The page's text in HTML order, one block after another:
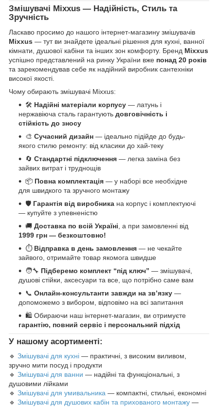
Змішувачі Mixxus — Надійність, Стиль та
Зручність
Ласкаво просимо до нашого інтернет-магазину змішувачів
Mixxus — тут ви знайдете ідеальні рішення для кухні, ванної
кімнати, душової кабіни та інших зон комфорту. Бренд Mixxus
успішно представлений на ринку України вже понад 20 років
та зарекомендував себе як надійний виробник сантехніки
високої якості.
Чому обирають змішувачі Mixxus:
🛠 Надійні матеріали корпусу — латунь і
нержавіюча сталь гарантують довговічність і
стійкість до зносу
🎨 Сучасний дизайн — ідеально підійде до будь-
якого стилю ремонту: від класики до хай-теку
🔄 Стандартні підключення — легка заміна без
зайвих витрат і труднощів
📦 Повна комплектація — у наборі все необхідне
для швидкого та зручного монтажу
🛡️ Гарантія від виробника на корпус і комплектуючі
— купуйте з упевненістю
🚚 Доставка по всій Україні , а при замовленні від
1999 грн — безкоштовно!
⏱️ Відправка в день замовлення — не чекайте
зайвого, отримайте товар якомога швидше
🧑‍🔧 Підберемо комплект “під ключ” — змішувачі,
душові стійки, аксесуари та все, що потрібно саме вам
📞 Онлайн-консультанти завжди на зв’язку —
допоможемо з вибором, відповімо на всі запитання
🛍️ Обираючи наш інтернет-магазин, ви отримуєте
гарантію, повний сервіс і персональний підхід
У нашому асортименті:
🔹 Змішувачі для кухні — практичні, з високим виливом,
зручно мити посуд і продукти
🔹 Змішувачі для ванни — надійні та функціональні, з
душовими лійками
🔹 Змішувачі для умивальника — компактні, стильні, економні
🔹 Змішувачі для душових кабін та прихованого монтажу —